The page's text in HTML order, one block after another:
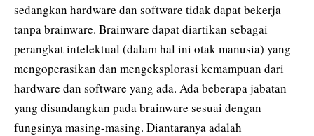
sedangkan hardware dan software tidak dapat bekerja
tanpa brainware. Brainware dapat diartikan sebagai
perangkat intelektual (dalam hal ini otak manusia) yang
mengoperasikan dan mengeksplorasi kemampuan dari
hardware dan software yang ada. Ada beberapa jabatan
yang disandangkan pada brainware sesuai dengan
fungsinya masing-masing. Diantaranya adalah